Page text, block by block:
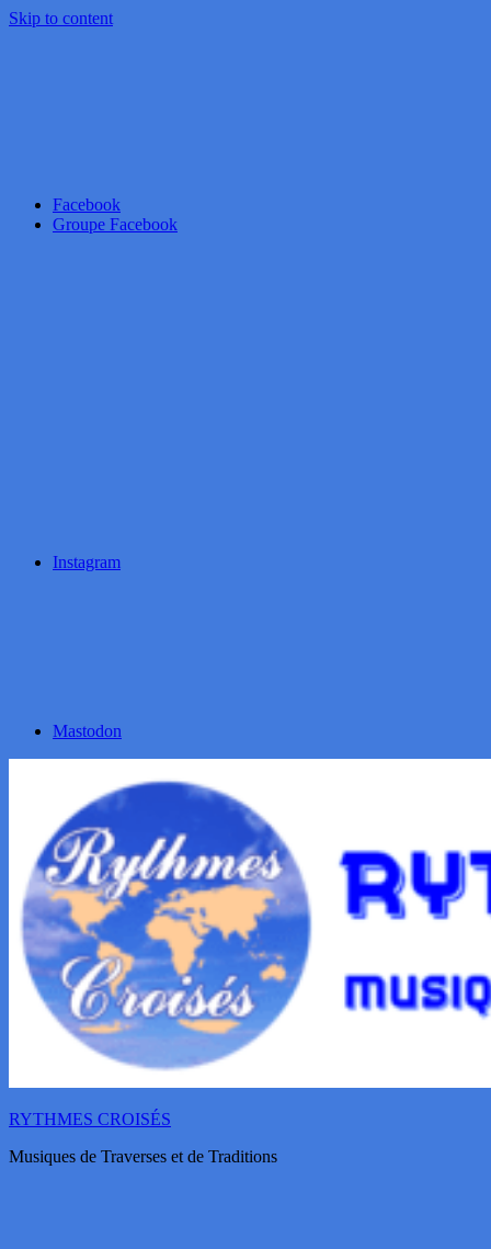
Skip to content
Facebook
Groupe Facebook
Instagram
Mastodon
RYTHMES CROISÉS
Musiques de Traverses et de Traditions